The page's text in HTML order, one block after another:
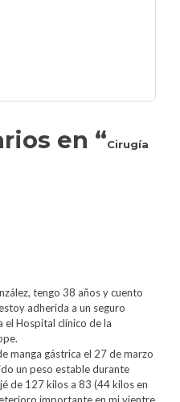
en “Cirugía
tengo 38 años y cuento
adherida a un seguro
Hospital clínico de la
manga gástrica el 27 de marzo
un peso estable durante
de 127 kilos a 83 (44 kilos en
importante en mi vientre